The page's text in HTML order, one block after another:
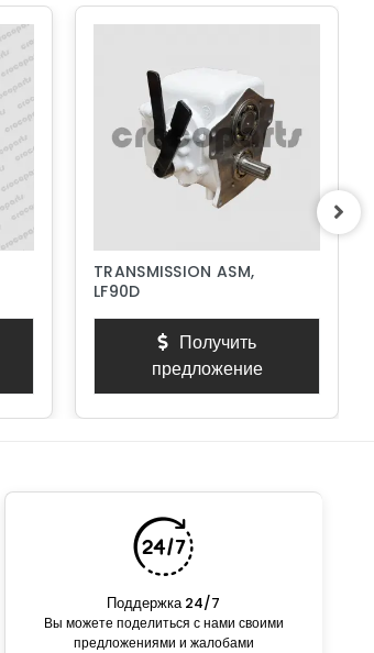
TRANSMISSION ASM,
LF90D
Получить
предложение
Поддержка 24/7
Вы можете поделиться с нами своими
предложениями и жалобами